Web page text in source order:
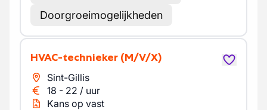
Doorgroeimogelijkheden
HVAC-technieker (M/V/X)
Sint-Gillis
18 - 22 / uur
Kans op vast